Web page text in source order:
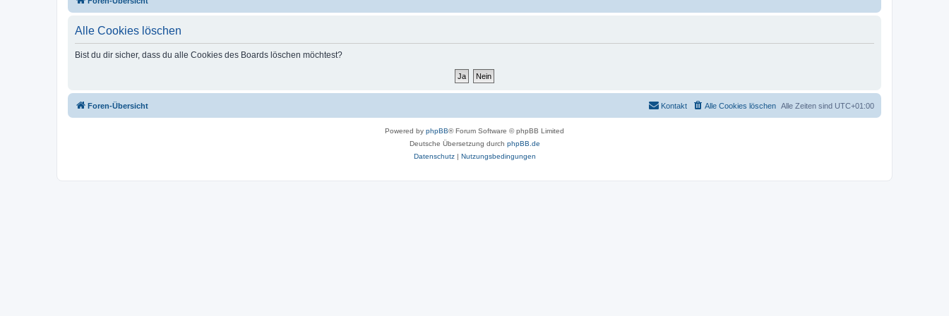
Alle Cookies löschen
Bist du dir sicher, dass du alle Cookies des Boards löschen möchtest?
Foren-Übersicht Alle Zeiten sind UTC+01:00
Alle Cookies löschen
Kontakt
Powered by phpBB® Forum Software © phpBB Limited
Deutsche Übersetzung durch phpBB.de
Datenschutz| Nutzungsbedingungen